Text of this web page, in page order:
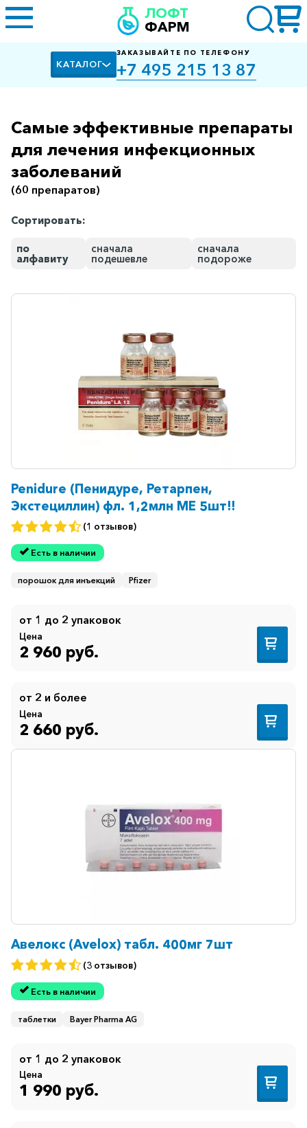
ЛОФТ
ФАРМ
КАТАЛОГ
ЗАКАЗЫВАЙТЕ ПО ТЕЛЕФОНУ
+7 495 215 13 87
Алкоголизм,
курение
Альцгеймера
Биологически
Гематологические
Гепатопротекторы
Гинекология
Гормональные
Дерматологические
Диабетические
Желудочно-
Иммуностимуляторы
Климактерические
Минеральный
обмен
Наружные
средства
Офтальмология
Противоаллергические
Противовоспалительные
Противогрибковые
Противоопухолевые
Противоподагрические
Противорвотные
Прочее
Пульмонология
Самые эффективные препараты
для лечения инфекционных
заболеваний
(60 препаратов)
Сортировать:
по
алфавиту
сначала
подешевле
сначала
подороже
Penidure (Пенидуре, Ретарпен,
Экстециллин) фл. 1,2млн МЕ 5шт!!
(1 отзывов)
Есть в наличии
порошок для инъекций Pfizer
от 1 до 2 упаковок
Цена
2 960 руб.
от 2 и более
Цена
2 660 руб.
Авелокс (Avelox) табл. 400мг 7шт
(3 отзывов)
Есть в наличии
таблетки Bayer Pharma AG
от 1 до 2 упаковок
Цена
1 990 руб.